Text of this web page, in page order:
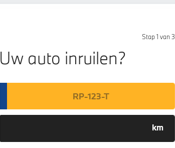
Stap 1 van 3
Uw auto inruilen?